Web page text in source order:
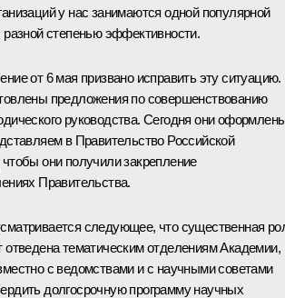
у нас занимаются одной популярной
разной степенью эффективности.
от 6 мая призвано исправить эту ситуацию.
предложения по совершенствованию
руководства. Сегодня они
в Правительство Российской
они получили закрепление
Правительства.
следующее, что существенная
отведена тематическим отделениям Академии,
с ведомствами и с научными советами
долгосрочную программу научных